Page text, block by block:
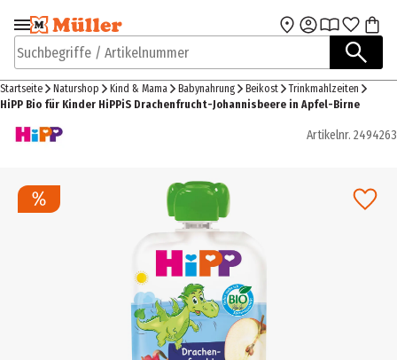
Zur Navigation
springen
Zum Hauptinhalt
Suchbegriffe / Artikelnummer
Startseite Naturshop Kind & Mama Babynahrung Beikost
Trinkmahlzeiten
HiPP Bio für Kinder HiPPiS Drachenfrucht-Johannisbeere in Apfel-Birne
Artikelnr. 2494263